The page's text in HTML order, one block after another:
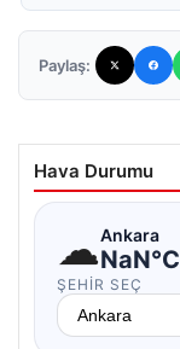
Paylaş:
Hava Durumu
☁Ankara
NaN°C
ŞEHIR SEÇ